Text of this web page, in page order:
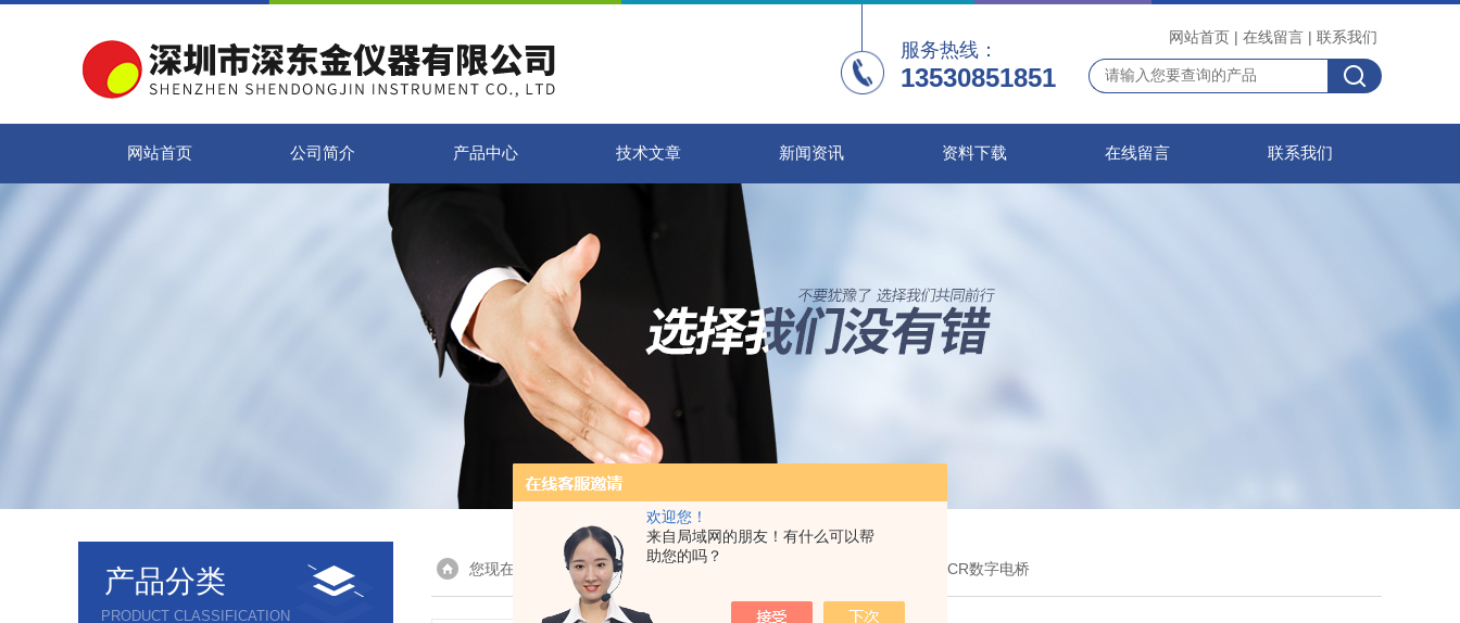
欢迎您！
来自局域网的朋友！有什么可以帮
助您的吗？
网站首页 | 在线留言 | 联系我们
服务热线：
13530851851
网站首页 公司简介 产品中心 技术文章 新闻资讯 资料下载 在线留言 联系我们
产品分类
PRODUCT CLASSIFICATION
您现在的位置：首页> 产品展示 > 常州同惠 > TH2827A型LCR数字电桥